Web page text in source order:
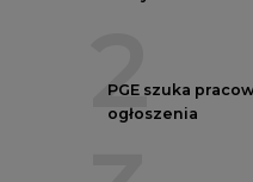
2
PGE szuka
ogłoszenia